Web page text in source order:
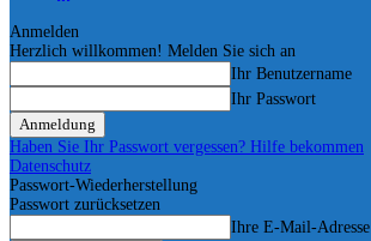
Anmelden
Herzlich willkommen! Melden Sie sich an
Ihr Benutzername
Ihr Passwort
Haben Sie Ihr Passwort vergessen? Hilfe bekommen
Datenschutz
Passwort-Wiederherstellung
Passwort zurücksetzen
Ihre E-Mail-Adresse